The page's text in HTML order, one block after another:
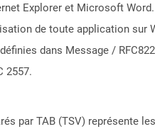
Explorer et Microsoft
de toute application sur
dans Message /
2557.
par TAB (TSV) représente